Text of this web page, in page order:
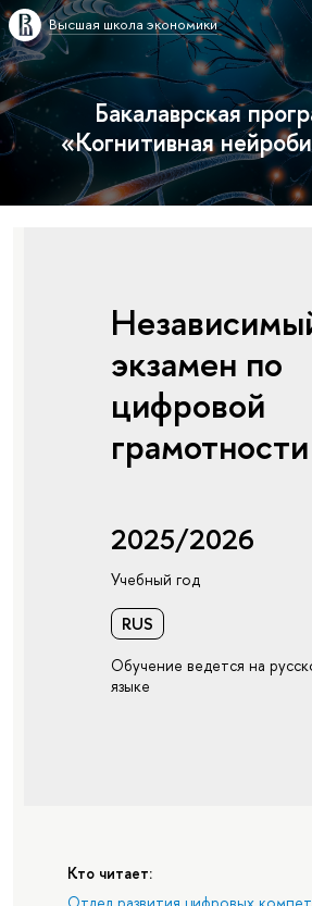
Высшая школа экономики
Бакалаврская
«Когнитивная
экзамен по
цифровой
грамотности
2025/2026
Учебный год
RUS
Обучение ведется на
языке
Кто читает:
Отдел развития цифровых